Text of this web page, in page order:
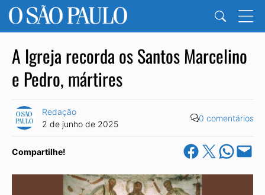
A Igreja recorda os Santos Marcelino
e Pedro, mártires
Redação
2 de junho de 2025
0 comentários
Compartilhe! Share on Facebook
Share on X Share on
Email this